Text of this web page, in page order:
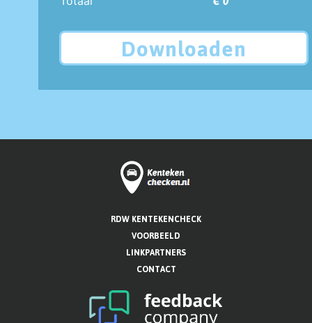
Downloaden
RDW KENTEKENCHECK
VOORBEELD
LINKPARTNERS
CONTACT